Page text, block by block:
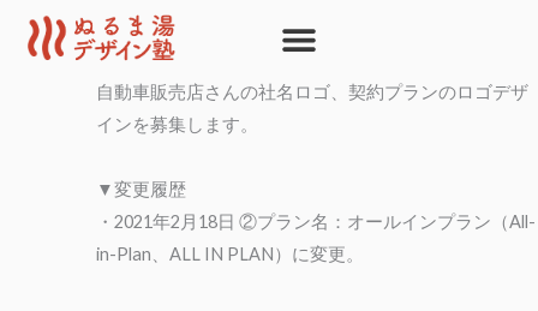
自動車販売店さんの社名ロゴ、契約プランのロゴデザ
インを募集します。
▼変更履歴
・2021年2月18日 ②プラン名：オールインプラン（All-
in-Plan、ALL IN PLAN）に変更。